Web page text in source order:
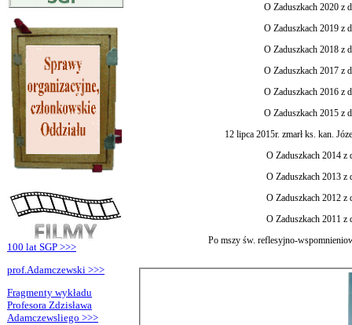
100 lat SGP >>>
prof.Adamczewski >>>
Fragmenty wykładu
Profesora Zdzisława
Adamczewsliego >>>
O Zaduszkach 2020 z
O Zaduszkach 2019 z
O Zaduszkach 2018 z
O Zaduszkach 2017 z
O Zaduszkach 2016 z
O Zaduszkach 2015 z
12 lipca 2015r. zmarł ks. kan.
O Zaduszkach 2014 z
O Zaduszkach 2013 z
O Zaduszkach 2012 z
O Zaduszkach 2011 z
Po mszy św. reflesyjno-